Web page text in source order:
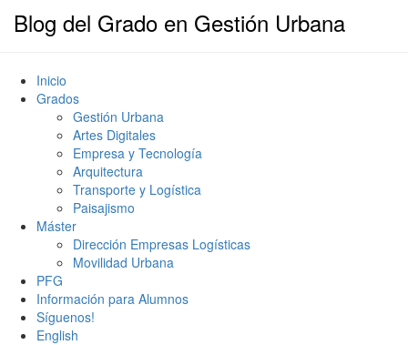
Blog del Grado en Gestión Urbana
Inicio
Grados
Gestión Urbana
Artes Digitales
Empresa y Tecnología
Arquitectura
Transporte y Logística
Paisajismo
Máster
Dirección Empresas Logísticas
Movilidad Urbana
PFG
Información para Alumnos
Síguenos!
English